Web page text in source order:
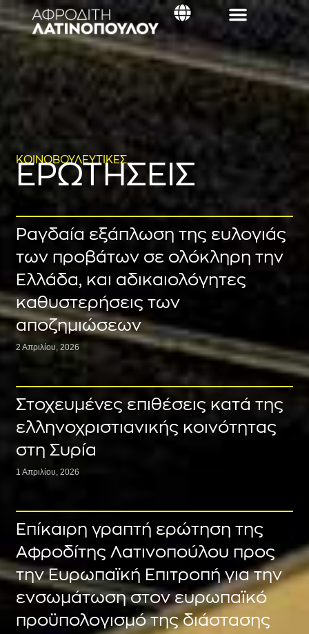
περιεχόμενο
ΚΟΙΝΟΒΟΥΛΕΥΤΙΚΕΣ
ΕΡΩΤΗΣΕΙΣ
Ραγδαία εξάπλωση της ευλογιάς
των προβάτων σε ολόκληρη την
Ελλάδα, και αδικαιολόγητες
καθυστερήσεις των
αποζημιώσεων
2 Απριλίου, 2026
Στοχευμένες επιθέσεις κατά της
ελληνοχριστιανικής κοινότητας
στη Συρία
1 Απριλίου, 2026
Επίκαιρη γραπτή ερώτηση της
Αφροδίτης Λατινοπούλου προς
την Ευρωπαϊκή Επιτροπή για την
ενσωμάτωση στον ευρωπαϊκό
προϋπολογισμό της διάστασης